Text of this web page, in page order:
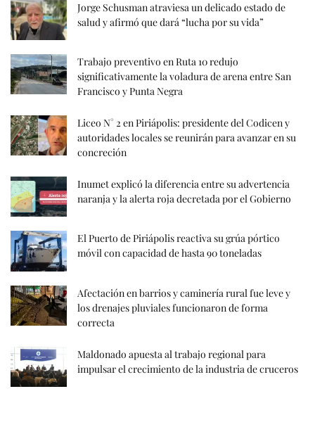
Jorge Schusman atraviesa un delicado estado de
salud y afirmó que dará “lucha por su vida”
Trabajo preventivo en Ruta 10 redujo
significativamente la voladura de arena entre San
Francisco y Punta Negra
Liceo N° 2 en Piriápolis: presidente del Codicen y
autoridades locales se reunirán para avanzar en su
concreción
Inumet explicó la diferencia entre su advertencia
naranja y la alerta roja decretada por el Gobierno
El Puerto de Piriápolis reactiva su grúa pórtico
móvil con capacidad de hasta 90 toneladas
Afectación en barrios y caminería rural fue leve y
los drenajes pluviales funcionaron de forma
correcta
Maldonado apuesta al trabajo regional para
impulsar el crecimiento de la industria de cruceros